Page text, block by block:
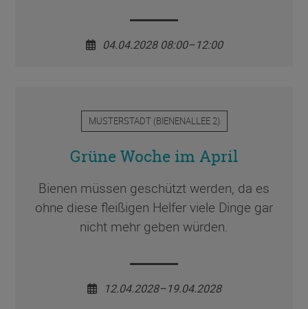
04.04.2028 08:00–12:00
MUSTERSTADT(BIENENALLEE 2)
Grüne Woche im April
Bienen müssen geschützt werden, da es
ohne diese fleißigen Helfer viele Dinge gar
nicht mehr geben würden.
12.04.2028–19.04.2028